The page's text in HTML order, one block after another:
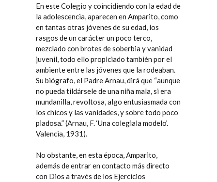
En este Colegio y coincidiendo con la edad de
la adolescencia, aparecen en Amparito, como
en tantas otras jóvenes de su edad, los
rasgos de un carácter un poco terco,
mezclado con brotes de soberbia y vanidad
juvenil, todo ello propiciado también por el
ambiente entre las jóvenes que la rodeaban.
Su biógrafo, el Padre Arnau, dirá que “aunque
no pueda tildársele de una niña mala, si era
mundanilla, revoltosa, algo entusiasmada con
los chicos y las vanidades, y sobre todo poco
piadosa.” (Arnau, F. ‘Una colegiala modelo’.
Valencia, 1931).
No obstante, en esta época, Amparito,
además de entrar en contacto más directo
con Dios a través de los Ejercicios